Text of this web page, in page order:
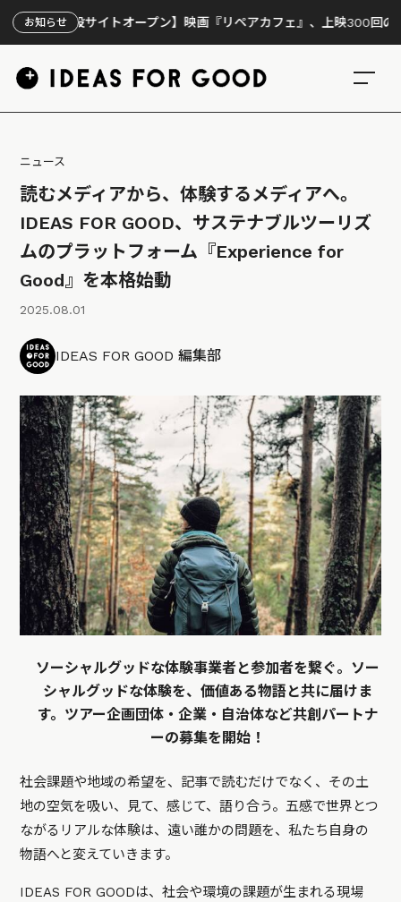
お知らせ
設サイトオープン】映画『リペアカフェ』、上映300回の先で見えて
ニュース
読むメディアから、体験するメディアへ。
IDEAS FOR GOOD、サステナブルツーリズ
ムのプラットフォーム『Experience for
Good』を本格始動
2025.08.01
IDEAS FOR GOOD 編集部
ソーシャルグッドな体験事業者と参加者を繋ぐ。ソー
シャルグッドな体験を、価値ある物語と共に届けま
す。ツアー企画団体・企業・自治体など共創パートナ
ーの募集を開始！
社会課題や地域の希望を、記事で読むだけでなく、その土
地の空気を吸い、見て、感じて、語り合う。五感で世界とつ
ながるリアルな体験は、遠い誰かの問題を、私たち自身の
物語へと変えていきます。
IDEAS FOR GOODは、社会や環境の課題が生まれる現場